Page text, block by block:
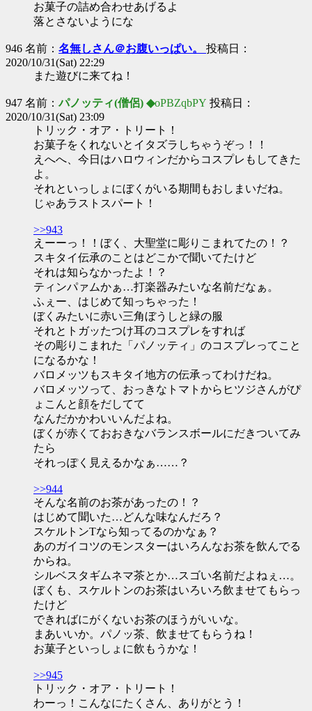
お菓子の詰め合わせあげるよ
落とさないようにな
946 名前： 名無しさん＠お腹いっぱい。 投稿日：
2020/10/31(Sat) 22:29
また遊びに来てね！
947 名前：パノッティ(僧侶) ◆oPBZqbPY 投稿日：
2020/10/31(Sat) 23:09
トリック・オア・トリート！
お菓子をくれないとイタズラしちゃうぞっ！！
えへへ、今日はハロウィンだからコスプレもしてきた
よ。
それといっしょにぼくがいる期間もおしまいだね。
じゃあラストスパート！
>>943
えーーっ！！ぼく、大聖堂に彫りこまれてたの！？
スキタイ伝承のことはどこかで聞いてたけど
それは知らなかったよ！？
ティンパァムかぁ…打楽器みたいな名前だなぁ。
ふぇー、はじめて知っちゃった！
ぼくみたいに赤い三角ぼうしと緑の服
それとトガッたつけ耳のコスプレをすれば
その彫りこまれた「パノッティ」のコスプレってこと
になるかな！
バロメッツもスキタイ地方の伝承ってわけだね。
バロメッツって、おっきなトマトからヒツジさんがぴ
ょこんと顔をだしてて
なんだかかわいいんだよね。
ぼくが赤くておおきなバランスボールにだきついてみ
たら
それっぽく見えるかなぁ……？
>>944
そんな名前のお茶があったの！？
はじめて聞いた…どんな味なんだろ？
スケルトンTなら知ってるのかなぁ？
あのガイコツのモンスターはいろんなお茶を飲んでる
からね。
シルベスタギムネマ茶とか…スゴい名前だよねぇ…。
ぼくも、スケルトンのお茶はいろいろ飲ませてもらっ
たけど
できればにがくないお茶のほうがいいな。
まあいいか。パノッ茶、飲ませてもらうね！
お菓子といっしょに飲もうかな！
>>945
トリック・オア・トリート！
わーっ！こんなにたくさん、ありがとう！